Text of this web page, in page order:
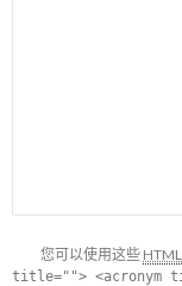
您可以使用这些 HTML
title=""> <acronym